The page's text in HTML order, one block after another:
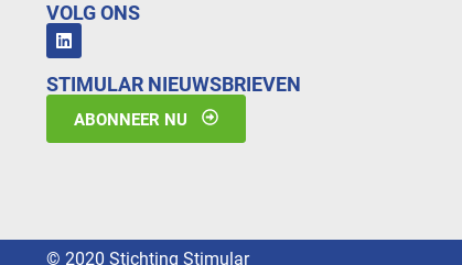
VOLG ONS
STIMULAR NIEUWSBRIEVEN
ABONNEER NU
© 2020 Stichting Stimular